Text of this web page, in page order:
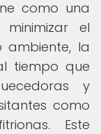
como una
el
la
tiempo que
y
como
Este